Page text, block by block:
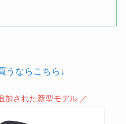
うならこちら↓
加された新型モデル ／